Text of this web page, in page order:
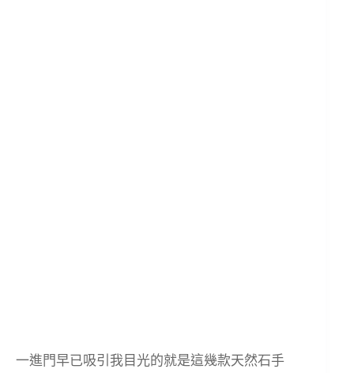
一進門早已吸引我目光的就是這幾款天然石手